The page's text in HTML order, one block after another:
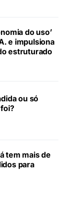
do uso’
e impulsiona
estruturado
ou só
tem mais de
para